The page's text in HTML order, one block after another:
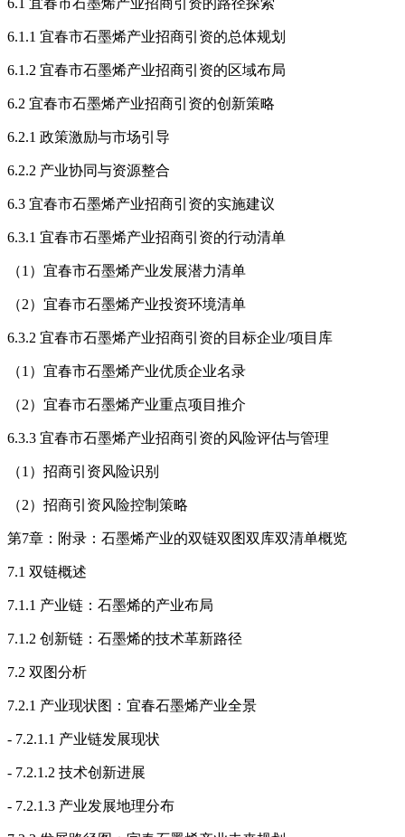
6.1 宜春市石墨烯产业招商引资的路径探索
6.1.1 宜春市石墨烯产业招商引资的总体规划
6.1.2 宜春市石墨烯产业招商引资的区域布局
6.2 宜春市石墨烯产业招商引资的创新策略
6.2.1 政策激励与市场引导
6.2.2 产业协同与资源整合
6.3 宜春市石墨烯产业招商引资的实施建议
6.3.1 宜春市石墨烯产业招商引资的行动清单
（1）宜春市石墨烯产业发展潜力清单
（2）宜春市石墨烯产业投资环境清单
6.3.2 宜春市石墨烯产业招商引资的目标企业/项目库
（1）宜春市石墨烯产业优质企业名录
（2）宜春市石墨烯产业重点项目推介
6.3.3 宜春市石墨烯产业招商引资的风险评估与管理
（1）招商引资风险识别
（2）招商引资风险控制策略
第7章：附录：石墨烯产业的双链双图双库双清单概览
7.1 双链概述
7.1.1 产业链：石墨烯的产业布局
7.1.2 创新链：石墨烯的技术革新路径
7.2 双图分析
7.2.1 产业现状图：宜春石墨烯产业全景
- 7.2.1.1 产业链发展现状
- 7.2.1.2 技术创新进展
- 7.2.1.3 产业发展地理分布